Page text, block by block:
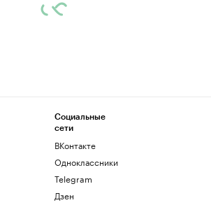
Социальные
сети
ВКонтакте
Одноклассники
Telegram
Дзен